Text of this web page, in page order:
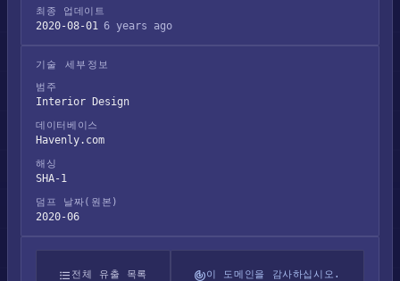
최종 업데이트
2020-08-01 6 years ago
기술 세부정보
범주
Interior Design
데이터베이스
Havenly.com
해싱
SHA-1
덤프 날짜(원본)
2020-06
전체 유출 목록 이 도메인을 감사하십시오.